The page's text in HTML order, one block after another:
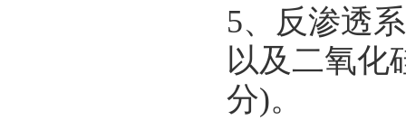
5、反渗透
以及二氧化
分)。